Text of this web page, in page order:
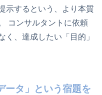
示するという、より本質
コンサルタントに依頼
く、達成したい「目的」
ータ」という宿題を